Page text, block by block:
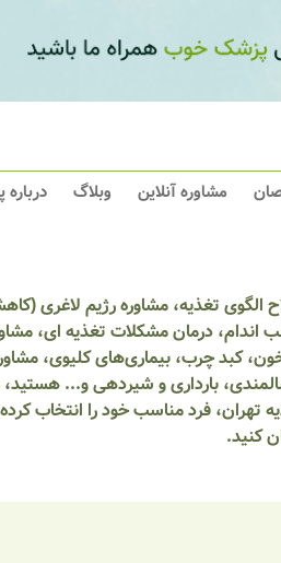
مشاوره آنلاین وبلاگ
الگوی تغذیه، مشاوره رژیم لاغری
اندام، درمان مشکلات تغذیه ای،
کبد چرب، بیماری‌های کلیوی،
بارداری و شیردهی و... هستید،
فرد مناسب خود را انتخاب
کنید.